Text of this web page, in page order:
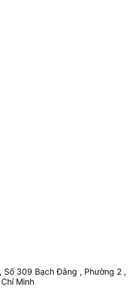
Số 309 Bạch Đằng , Phường 2 ,
Minh